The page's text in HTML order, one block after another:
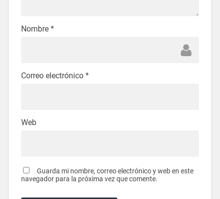
Nombre *
Correo electrónico *
Web
Guarda mi nombre, correo electrónico y web en este
navegador para la próxima vez que comente.